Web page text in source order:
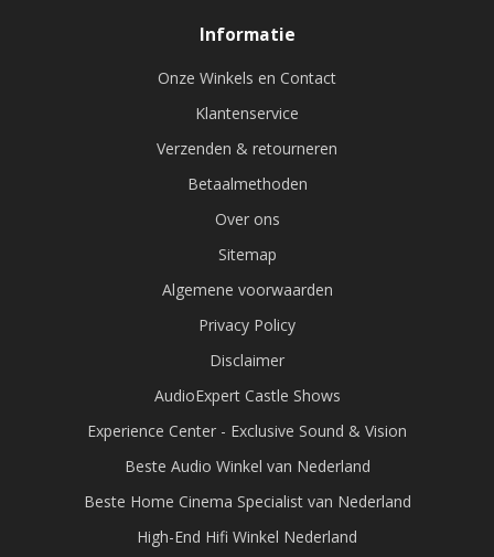
Informatie
Onze Winkels en Contact
Klantenservice
Verzenden & retourneren
Betaalmethoden
Over ons
Sitemap
Algemene voorwaarden
Privacy Policy
Disclaimer
AudioExpert Castle Shows
Experience Center - Exclusive Sound & Vision
Beste Audio Winkel van Nederland
Beste Home Cinema Specialist van Nederland
High-End Hifi Winkel Nederland